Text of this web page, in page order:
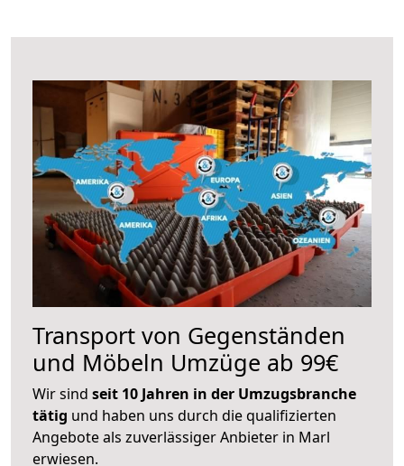
Transport von Gegenständen
und Möbeln Umzüge ab 99€
Wir sind seit 10 Jahren in der Umzugsbranche
tätig und haben uns durch die qualifizierten
Angebote als zuverlässiger Anbieter in Marl
erwiesen.